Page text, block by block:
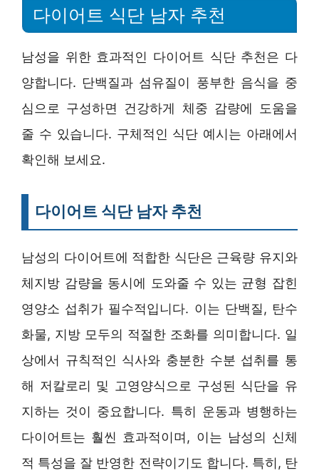
다이어트 식단 남자 추천
남성을 위한 효과적인 다이어트 식단 추천은 다
양합니다. 단백질과 섬유질이 풍부한 음식을 중
심으로 구성하면 건강하게 체중 감량에 도움을
줄 수 있습니다. 구체적인 식단 예시는 아래에서
확인해 보세요.
다이어트 식단 남자 추천
남성의 다이어트에 적합한 식단은 근육량 유지와
체지방 감량을 동시에 도와줄 수 있는 균형 잡힌
영양소 섭취가 필수적입니다. 이는 단백질, 탄수
화물, 지방 모두의 적절한 조화를 의미합니다. 일
상에서 규칙적인 식사와 충분한 수분 섭취를 통
해 저칼로리 및 고영양식으로 구성된 식단을 유
지하는 것이 중요합니다. 특히 운동과 병행하는
다이어트는 훨씬 효과적이며, 이는 남성의 신체
적 특성을 잘 반영한 전략이기도 합니다. 특히, 탄